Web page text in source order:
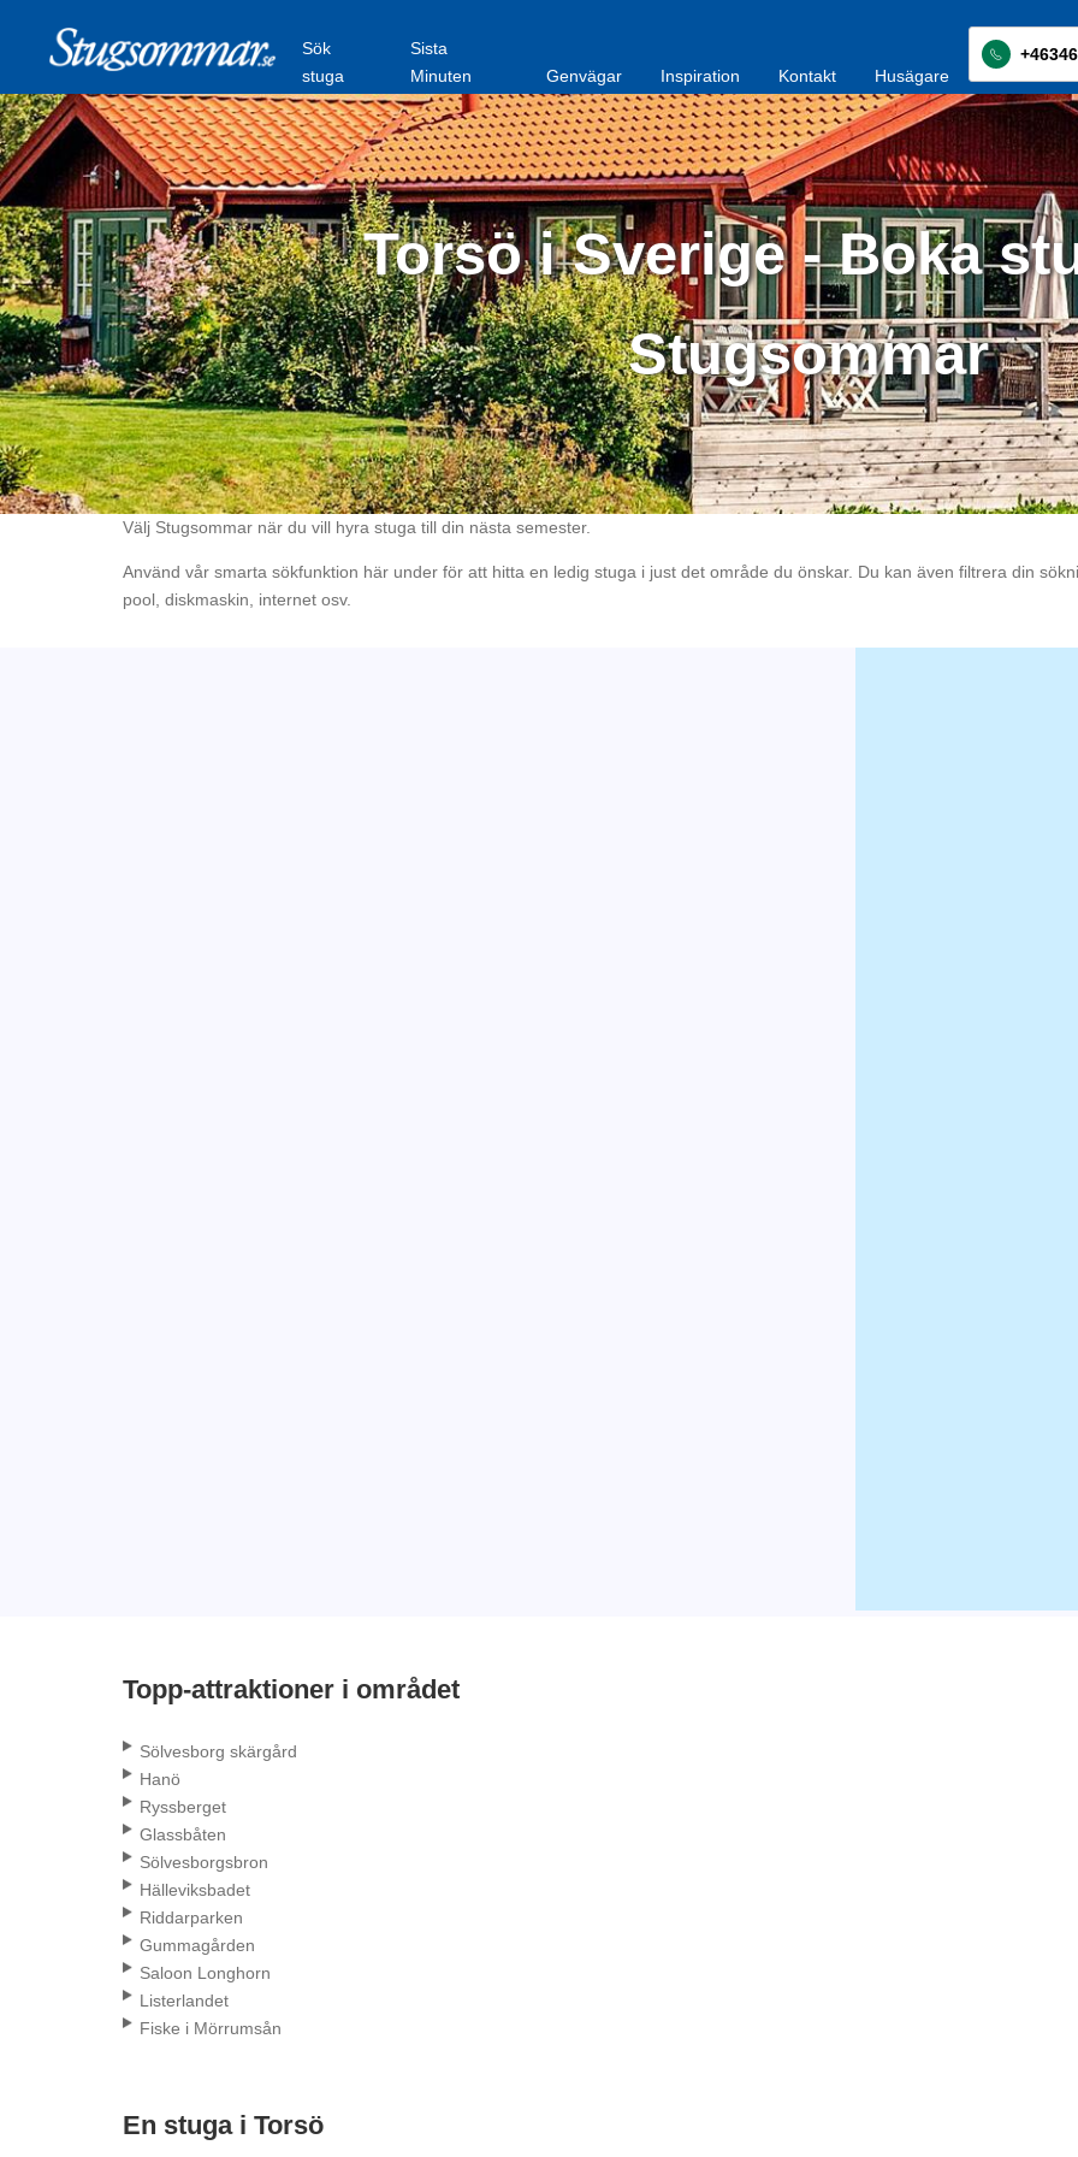
Sök
stuga
Sista
Minuten
Genvägar Inspiration Kontakt Husägare
Torsö i Sverige - Boka
Stugsommar
Välj Stugsommar när du vill hyra stuga till din nästa semester.
Använd vår smarta sökfunktion här under för att hitta en ledig stuga i just det område du önskar. Du kan även filtrera din
pool, diskmaskin, internet osv.
Topp-attraktioner i området
Sölvesborg skärgård
Hanö
Ryssberget
Glassbåten
Sölvesborgsbron
Hälleviksbadet
Riddarparken
Gummagården
Saloon Longhorn
Listerlandet
Fiske i Mörrumsån
En stuga i Torsö